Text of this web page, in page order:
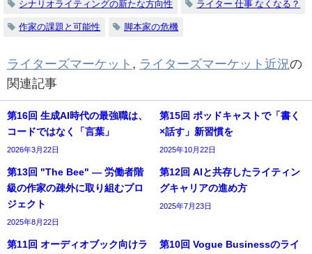
シナリオライティングの新たな方向性 ライター 仕事 なくなる？
作家の課題と可能性 脚本家の危機
ライターズマーケット , ライターズマーケット近況の
関連記事
第16回 生成AI時代の最強職は、
コードではなく「言葉」
2026年3月22日
第15回 ポッドキャストで「書く
×話す」新習慣を
2025年10月22日
第13回 "The Bee" ― 労働者階
級の作家の疎外に取り組むプロ
ジェクト
2025年8月22日
第12回 AIと共存したライティン
グキャリアの進め方
2025年7月23日
第11回 オーディオブック向けラ
第10回 Vogue Businessのライ